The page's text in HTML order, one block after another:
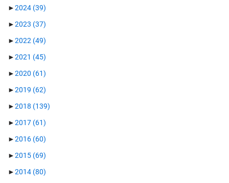
►2024 (39)
►2023 (37)
►2022 (49)
►2021 (45)
►2020 (61)
►2019 (62)
►2018 (139)
►2017 (61)
►2016 (60)
►2015 (69)
►2014 (80)